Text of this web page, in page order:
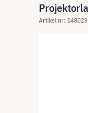
Artikel nr: